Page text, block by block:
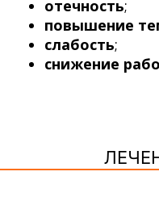
отечность;
повышение
слабость;
снижение